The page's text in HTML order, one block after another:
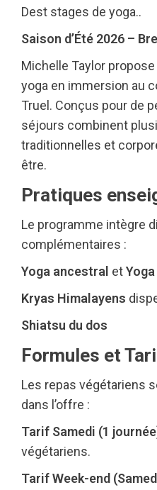
Dest stages de yoga..
Saison d’Été 2026 –
Michelle Taylor
yoga en immersion au
Truel. Conçus pour de
séjours combinent
traditionnelles et
être.
Pratiques
Le programme intègre
complémentaires :
Yoga ancestral et
Kryas Himalayens
Shiatsu du dos
Formules et
Les repas végétariens
dans l’offre :
Tarif Samedi (1
végétariens.
Tarif Week-end